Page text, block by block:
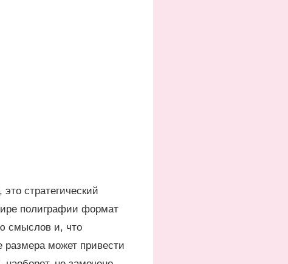
стратегический
полиграфии формат
смыслов и, что
может привести